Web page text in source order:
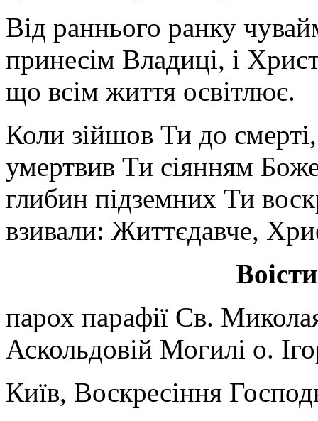
Від раннього ранку
принесім Владиці, і
що всім життя освітлює.
Коли зійшов Ти до
умертвив Ти сіянням
глибин підземних Ти
взивали: Життєдавче,
парох парафії Св.
Аскольдовій Могилі о.
Київ, Воскресіння